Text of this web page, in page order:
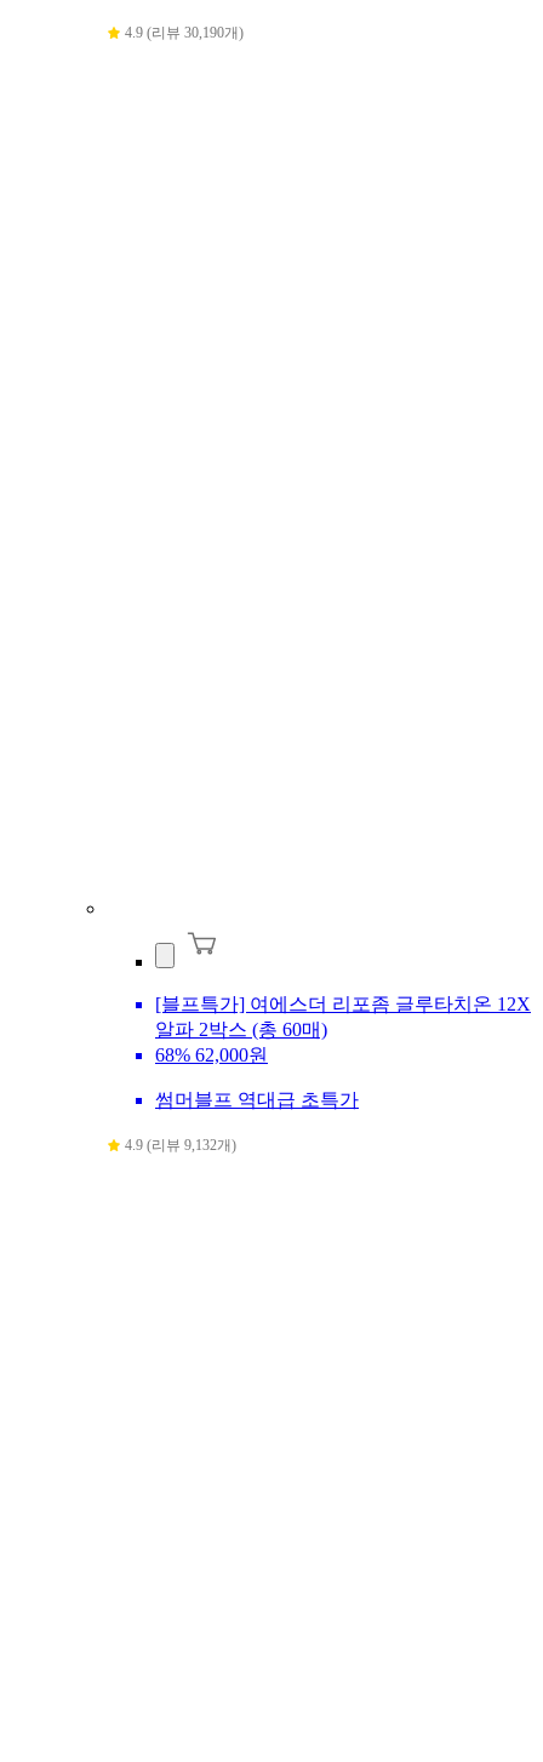
4.9 (리뷰 30,190개)
[블프특가] 여에스더 리포좀 글루타치온 12X
알파 2박스 (총 60매)
68% 62,000원
썸머블프 역대급 초특가
4.9 (리뷰 9,132개)